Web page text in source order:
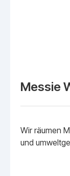
Messie
Wir räumen
und